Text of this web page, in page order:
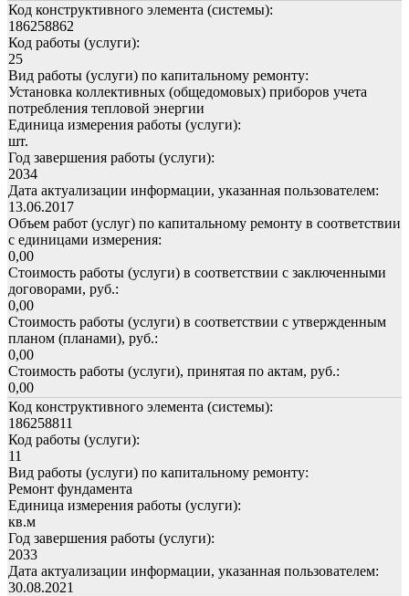
Код конструктивного элемента (системы):
186258862
Код работы (услуги):
25
Вид работы (услуги) по капитальному ремонту:
Установка коллективных (общедомовых) приборов учета
потребления тепловой энергии
Единица измерения работы (услуги):
шт.
Год завершения работы (услуги):
2034
Дата актуализации информации, указанная пользователем:
13.06.2017
Объем работ (услуг) по капитальному ремонту в соответствии
с единицами измерения:
0,00
Стоимость работы (услуги) в соответствии с заключенными
договорами, руб.:
0,00
Стоимость работы (услуги) в соответствии с утвержденным
планом (планами), руб.:
0,00
Стоимость работы (услуги), принятая по актам, руб.:
0,00
Код конструктивного элемента (системы):
186258811
Код работы (услуги):
11
Вид работы (услуги) по капитальному ремонту:
Ремонт фундамента
Единица измерения работы (услуги):
кв.м
Год завершения работы (услуги):
2033
Дата актуализации информации, указанная пользователем:
30.08.2021